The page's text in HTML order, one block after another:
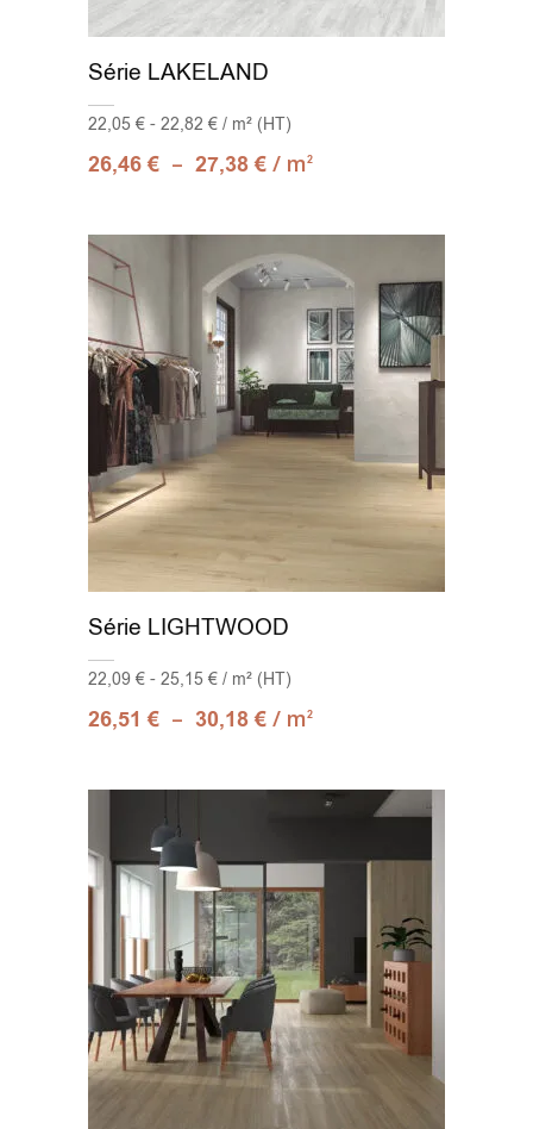
Série LAKELAND
22,05 € - 22,82 € / m² (HT)
26,46€ – 27,38€ / m2
Série LIGHTWOOD
22,09 € - 25,15 € / m² (HT)
26,51€ – 30,18€ / m2